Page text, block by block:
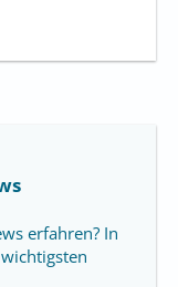
erfahren? In